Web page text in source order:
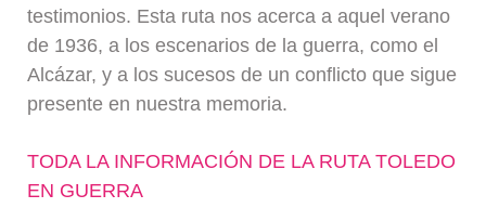
testimonios. Esta ruta nos acerca a aquel verano
de 1936, a los escenarios de la guerra, como el
Alcázar, y a los sucesos de un conflicto que sigue
presente en nuestra memoria.
TODA LA INFORMACIÓN DE LA RUTA TOLEDO
EN GUERRA